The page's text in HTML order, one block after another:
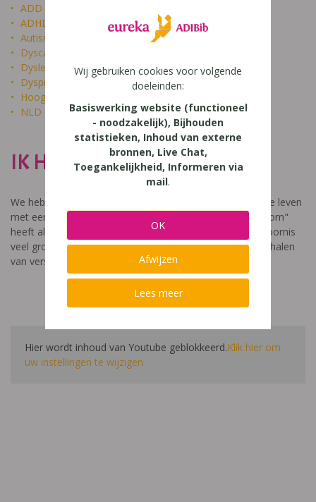
ADD
ADHD
Autisme
Dyscalculie
Dyslexie
Dyspraxie
Hoogbegaafdheid
NLD
IK HEET NIET DOM
We hebben een video gemaakt die toont hoe het is om te leven
met een leerstoornis. De film met als titel: "Ik heet niet dom"
heeft als doel aan te tonen dat de impact van een leerstoornis
veel groter is dan enkel wat je ziet in de klas. Je hoort verhalen
van verschillende leerlingen en ouders.
Hier wordt inhoud van Youtube geblokkeerd.Klik hier om
uw instellingen te wijzigen
Wij gebruiken cookies voor volgende
doeleinden:
Basiswerking website (functioneel
- noodzakelijk), Bijhouden
statistieken, Inhoud van externe
bronnen, Live Chat,
Toegankelijkheid, Informeren via
mail.
OK
Afwijzen
Lees meer